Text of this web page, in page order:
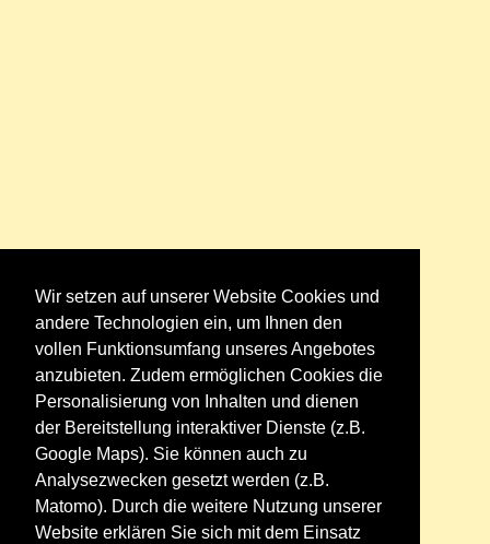
Wir setzen auf unserer Website Cookies und
andere Technologien ein, um Ihnen den
vollen Funktionsumfang unseres Angebotes
anzubieten. Zudem ermöglichen Cookies die
Personalisierung von Inhalten und dienen
der Bereitstellung interaktiver Dienste (z.B.
Google Maps). Sie können auch zu
Analysezwecken gesetzt werden (z.B.
Matomo). Durch die weitere Nutzung unserer
Website erklären Sie sich mit dem Einsatz